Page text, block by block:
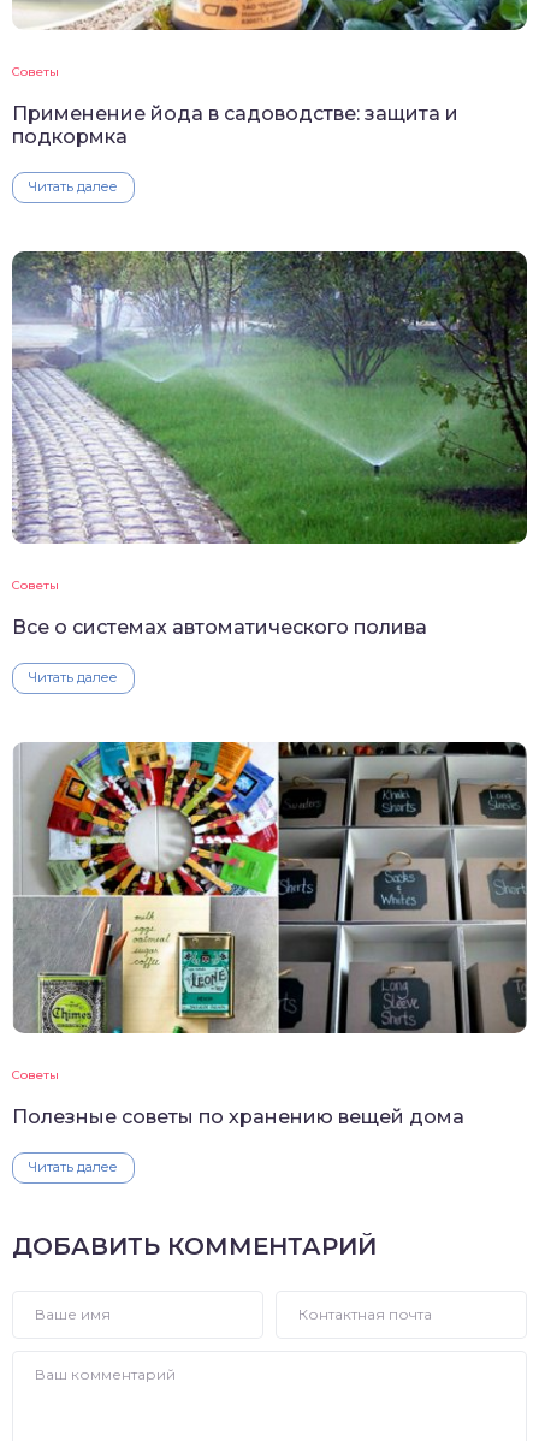
Советы
Применение йода в садоводстве: защита и
подкормка
Читать далее
Советы
Все о системах автоматического полива
Читать далее
Советы
Полезные советы по хранению вещей дома
Читать далее
ДОБАВИТЬ КОММЕНТАРИЙ